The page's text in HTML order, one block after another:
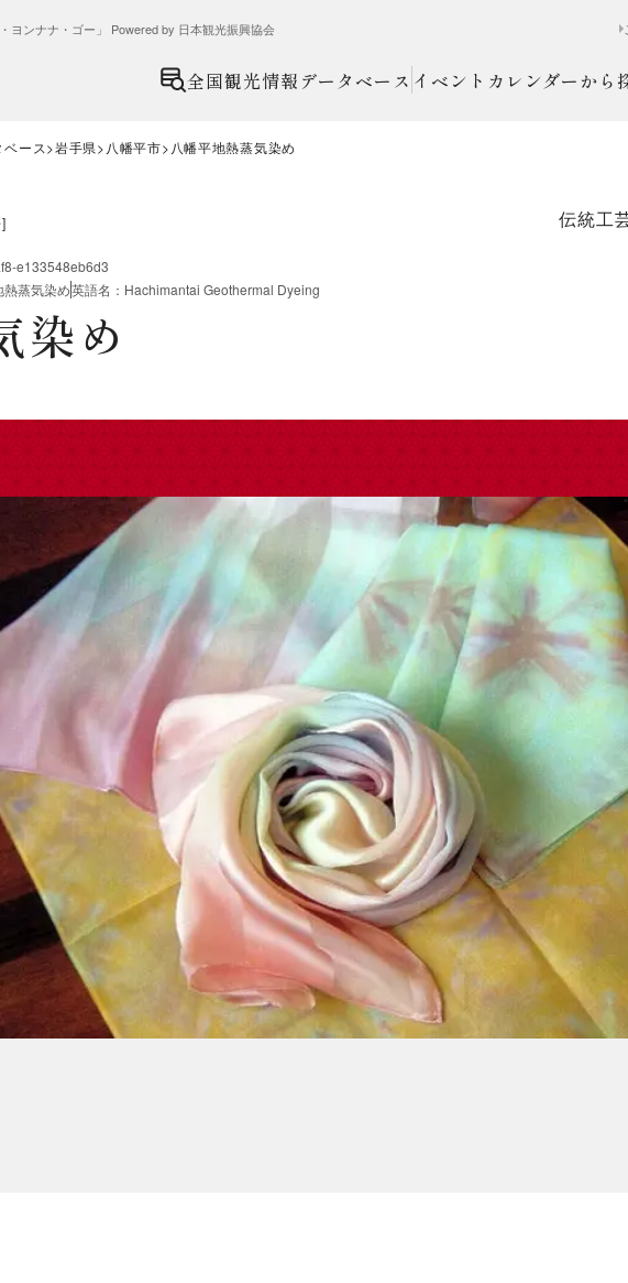
ヨンナナ・ゴー」 Powered by 日本観光振興協会
全国観光情報データベース イベントカレンダーから
ース 岩手県 八幡平市 八幡平地熱蒸気染め
] 伝統工
e133548eb6d3
熱蒸気染め英語名 ： Hachimantai Geothermal Dyeing
染め